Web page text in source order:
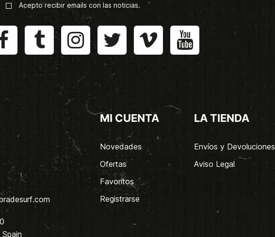
Acepto recibir emails con las noticias.
MI CUENTA
Novedades
Ofertas
Favoritos
Registrarse
LA TIENDA
Envíos y Devoluciones
Aviso Legal